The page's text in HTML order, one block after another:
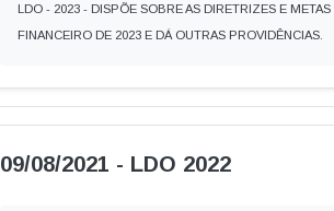
LDO - 2023 - DISPÕE SOBRE AS DIRETRIZES E
FINANCEIRO DE 2023 E DÁ OUTRAS PROVIDÊNCIAS.
09/08/2021 - LDO 2022